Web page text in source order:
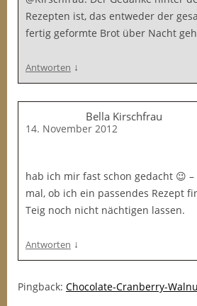
Rezepten ist, das entweder der
fertig geformte Brot über Nacht
Antworten ↓
Bella Kirschfrau
14. November 2012
hab ich mir fast schon gedacht 😉
mal, ob ich ein passendes Rezept
Teig noch nicht nächtigen lassen.
Antworten ↓
Pingback: Chocolate-Cranberry-